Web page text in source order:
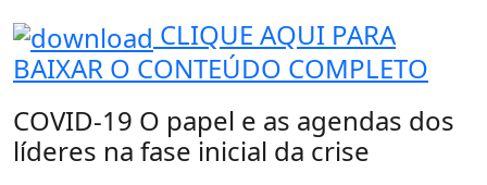
Sobre Nós
Sobre a Flow
Nossa Equipe
Nossas Causas
CLIQUE AQUI PARA
BAIXAR O CONTEÚDO COMPLETO
COVID-19 O papel e as agendas dos
líderes na fase inicial da crise